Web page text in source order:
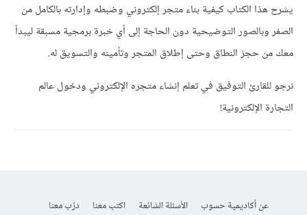
يشرح هذا الكتاب كيفية بناء متجر إلكتروني وضبطه وإدارته بالكامل من
الصفر وبالصور التوضيحية دون الحاجة إلى أي خبرة برمجية مسبقة ليبدأ
معك من حجز النطاق وحتى إطلاق المتجر وتأمينه والتسويق له.
نرجو للقارئ التوفيق في تعلم إنشاء متجره الإلكتروني ودخول عالم
التجارة الإلكترونية!
عن أكاديمية حسوب الأسئلة الشائعة اكتب معنا
درّب معنا